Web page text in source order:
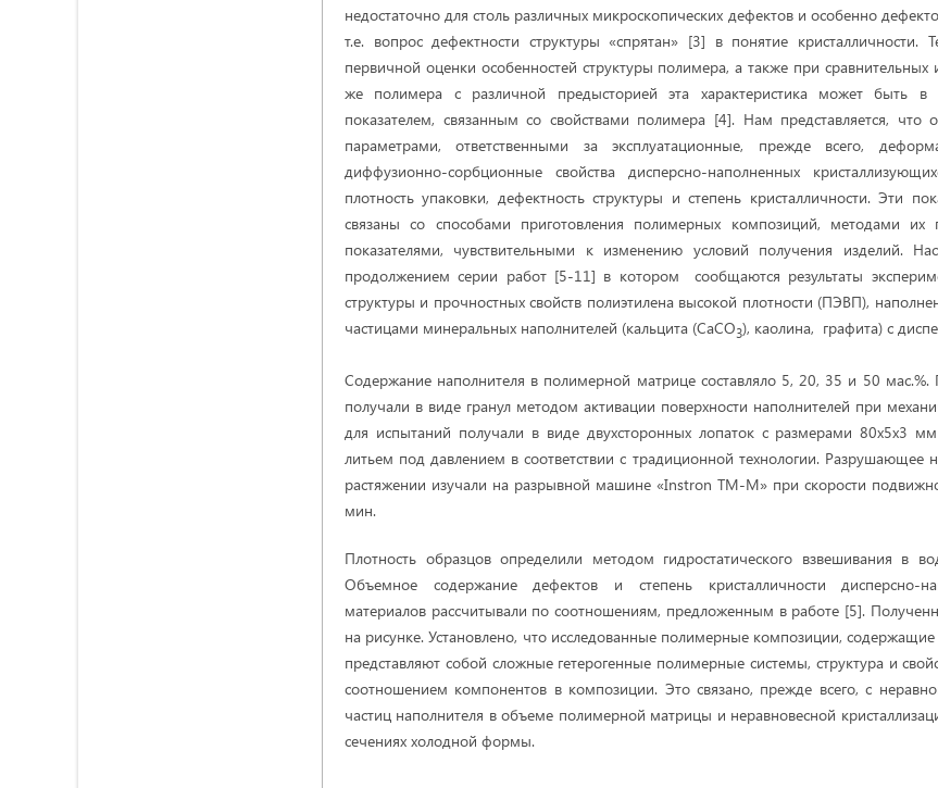
недостаточно для столь различных микроскопических дефектов и особенно
т.е. вопрос дефектности структуры «спрятан» [3] в понятие кристалличности.
первичной оценки особенностей структуры полимера, а также при сравнительных
же полимера с различной предысторией эта характеристика может быть в
показателем, связанным со свойствами полимера [4]. Нам представляется, что
параметрами, ответственными за эксплуатационные, прежде всего,
диффузионно-сорбционные свойства дисперсно-наполненных
плотность упаковки, дефектность структуры и степень кристалличности. Эти
связаны со способами приготовления полимерных композиций, методами их
показателями, чувствительными к изменению условий получения изделий.
продолжением серии работ [5-11] в котором сообщаются результаты
структуры и прочностных свойств полиэтилена высокой плотности (ПЭВП),
частицами минеральных наполнителей (кальцита (СаСО3), каолина, графита) с
Содержание наполнителя в полимерной матрице составляло 5, 20, 35 и 50
получали в виде гранул методом активации поверхности наполнителей при
для испытаний получали в виде двухсторонных лопаток с размерами 80х5х3
литьем под давлением в соответствии с традиционной технологии. Разрушающее
растяжении изучали на разрывной машине «Instron ТМ-М» при скорости
мин.
Плотность образцов определили методом гидростатического взвешивания в
Объемное содержание дефектов и степень кристалличности дисперсно-
материалов рассчитывали по соотношениям, предложенным в работе [5].
на рисунке. Установлено, что исследованные полимерные композиции,
представляют собой сложные гетерогенные полимерные системы, структура и
соотношением компонентов в композиции. Это связано, прежде всего, с
частиц наполнителя в объеме полимерной матрицы и неравновесной
сечениях холодной формы.